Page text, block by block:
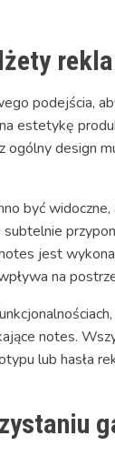
podejścia,
estetykę
design
być widoczne,
jest
na
notes.
lub hasła